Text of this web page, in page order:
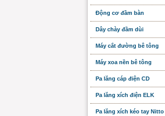
Động cơ đầm bàn
Dây chày đầm dùi
Máy cắt đường bê tông
Máy xoa nền bê tông
Pa lăng cáp điện CD
Pa lăng xích điện ELK
Pa lăng xích kéo tay Nitto